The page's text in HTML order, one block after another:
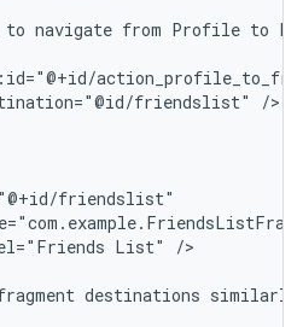
to navigate from Profile to
friendslist"
List" />
destinations